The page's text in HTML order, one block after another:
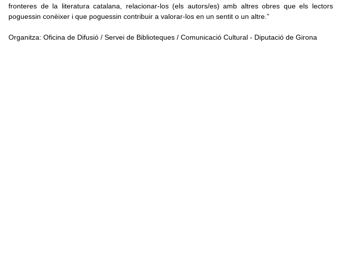
fronteres de la literatura catalana, relacionar-los (els autors/es) amb altres obres que els lectors
poguessin conèixer i que poguessin contribuir a valorar-los en un sentit o un altre.”
Organitza: Oficina de Difusió / Servei de Biblioteques / Comunicació Cultural - Diputació de Girona